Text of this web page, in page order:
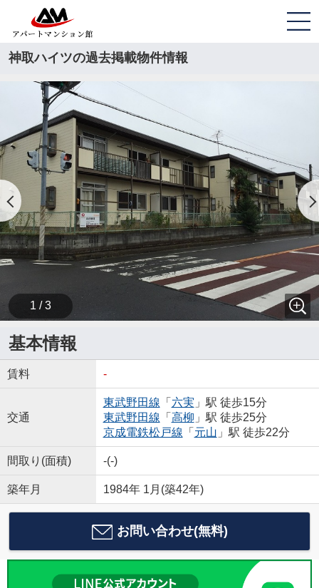
神取ハイツの過去掲載物件情報
1 / 3
基本情報
賃料 -
交通
東武野田線 「 六実 」駅 徒歩15分
東武野田線 「 高柳 」駅 徒歩25分
京成電鉄松戸線 「 元山 」駅 徒歩22分
間取り(面積) -(-)
築年月 1984年 1月(築42年)
お問い合わせ(無料)